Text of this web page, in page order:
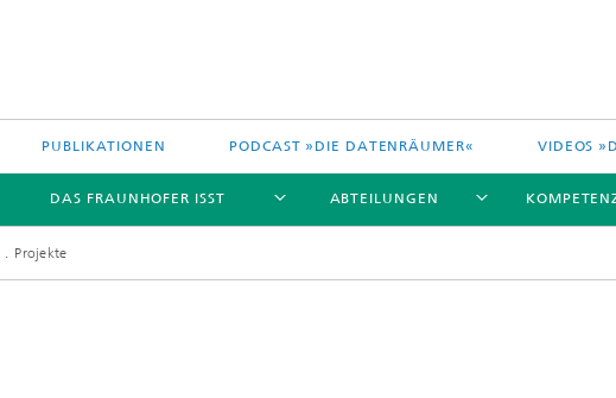
PUBLIKATIONEN PODCAST »DIE DATENRÄUMER« VIDEOS
DAS FRAUNHOFER ISST ABTEILUNGEN
Projekte